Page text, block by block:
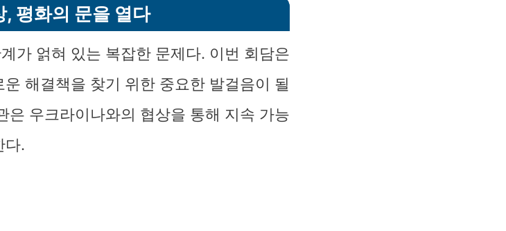
, 평화의 문을 열다
가 얽혀 있는 복잡한 문제다. 이번 회담은
해결책을 찾기 위한 중요한 발걸음이 될
은 우크라이나와의 협상을 통해 지속 가능
다.